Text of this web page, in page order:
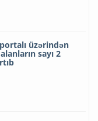
üzərindən
sayı 2